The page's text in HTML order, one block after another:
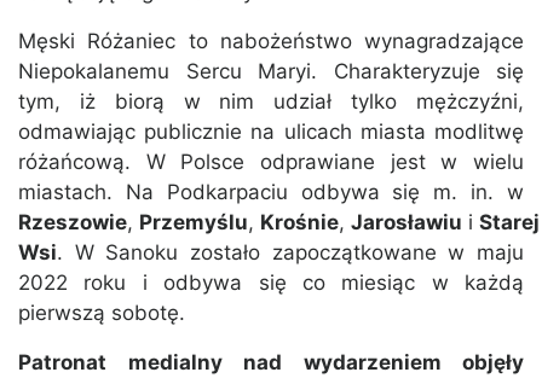
Męski Różaniec to nabożeństwo wynagradzające
Niepokalanemu Sercu Maryi. Charakteryzuje się
tym, iż biorą w nim udział tylko mężczyźni,
odmawiając publicznie na ulicach miasta modlitwę
różańcową. W Polsce odprawiane jest w wielu
miastach. Na Podkarpaciu odbywa się m. in. w
Rzeszowie, Przemyślu, Krośnie, Jarosławiu i Starej
Wsi. W Sanoku zostało zapoczątkowane w maju
2022 roku i odbywa się co miesiąc w każdą
pierwszą sobotę.
Patronat medialny nad wydarzeniem objęły